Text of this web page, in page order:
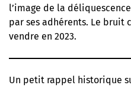
l’image de la
par ses adhérents. Le bruit
vendre en 2023.
Un petit rappel historique